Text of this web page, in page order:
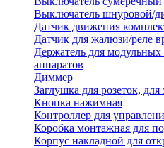
Выключатель шнуровой/
Датчик движения
Датчик для жалюзи/реле
Держатель для
аппаратов
Диммер
Заглушка для розеток,
Кнопка нажимная
Контроллер для
Коробка монтажная для
Корпус накладной для